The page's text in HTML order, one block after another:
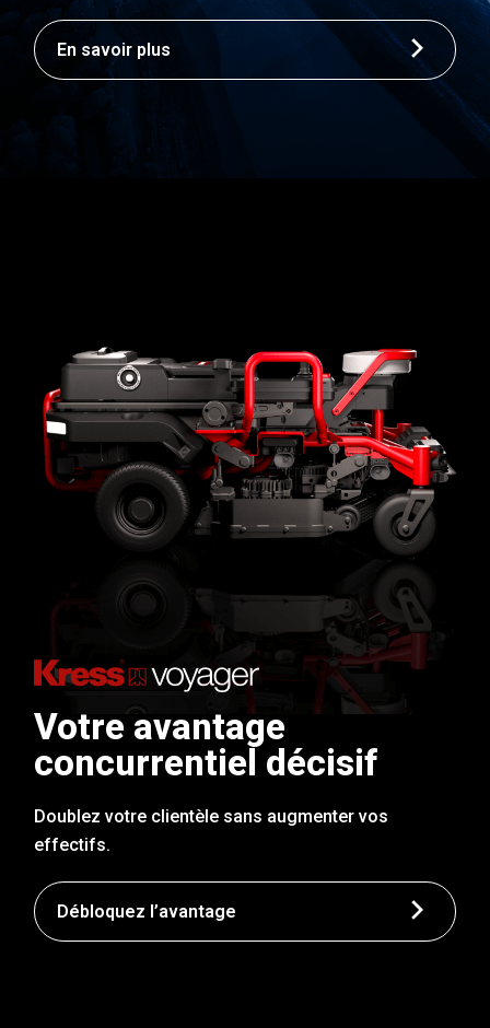
En savoir plus
Votre avantage
concurrentiel décisif
Doublez votre clientèle sans augmenter vos
effectifs.
Débloquez l’avantage